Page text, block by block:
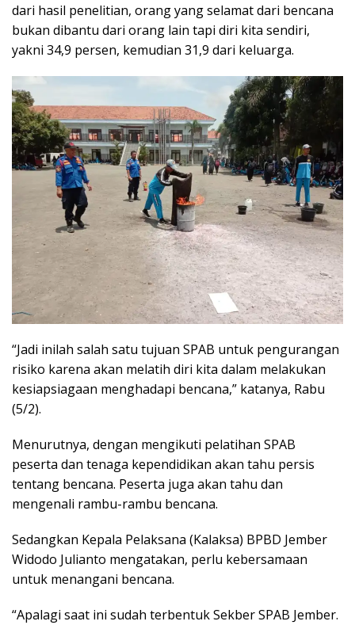
dari hasil penelitian, orang yang selamat dari bencana
bukan dibantu dari orang lain tapi diri kita sendiri,
yakni 34,9 persen, kemudian 31,9 dari keluarga.
“Jadi inilah salah satu tujuan SPAB untuk pengurangan
risiko karena akan melatih diri kita dalam melakukan
kesiapsiagaan menghadapi bencana,” katanya, Rabu
(5/2).
Menurutnya, dengan mengikuti pelatihan SPAB
peserta dan tenaga kependidikan akan tahu persis
tentang bencana. Peserta juga akan tahu dan
mengenali rambu-rambu bencana.
Sedangkan Kepala Pelaksana (Kalaksa) BPBD Jember
Widodo Julianto mengatakan, perlu kebersamaan
untuk menangani bencana.
“Apalagi saat ini sudah terbentuk Sekber SPAB Jember.